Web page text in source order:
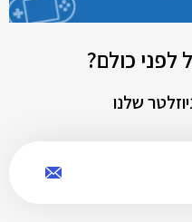
לפני כולם?
שלנו